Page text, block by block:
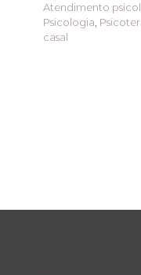
Atendimento
Psicologia,
casal